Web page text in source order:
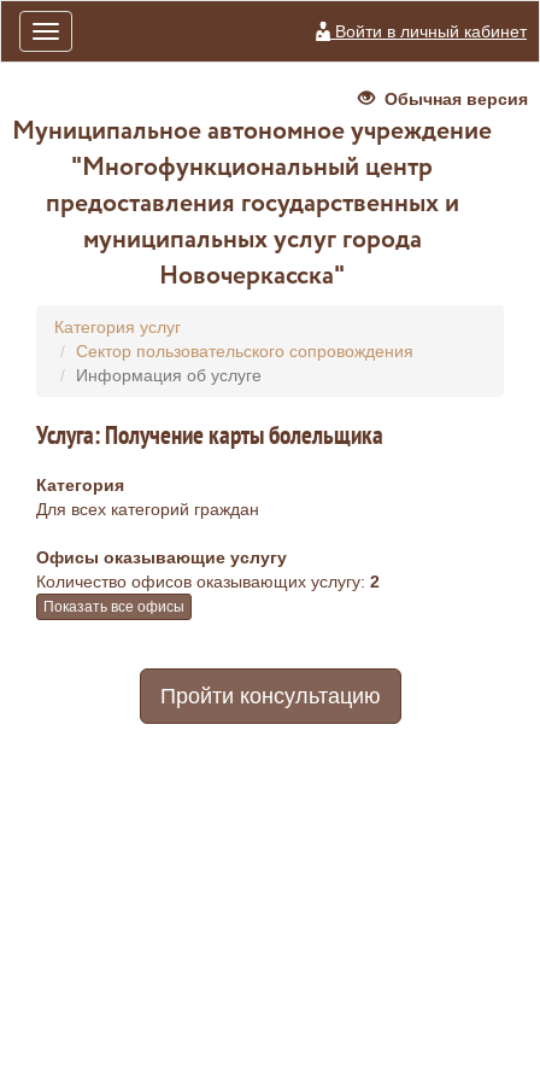
Toggle
navigation
Войти в личный кабинет
Обычная версия
Муниципальное автономное учреждение
"Многофункциональный центр
предоставления государственных и
муниципальных услуг города
Новочеркасска"
Категория услуг
Сектор пользовательского сопровождения
Информация об услуге
Услуга: Получение карты болельщика
Категория
Для всех категорий граждан
Офисы оказывающие услугу
Количество офисов оказывающих услугу: 2
Показать все офисы
Пройти консультацию